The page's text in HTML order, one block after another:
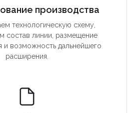
производства
технологическую схему,
состав линии, размещение
и возможность дальнейшего
расширения.